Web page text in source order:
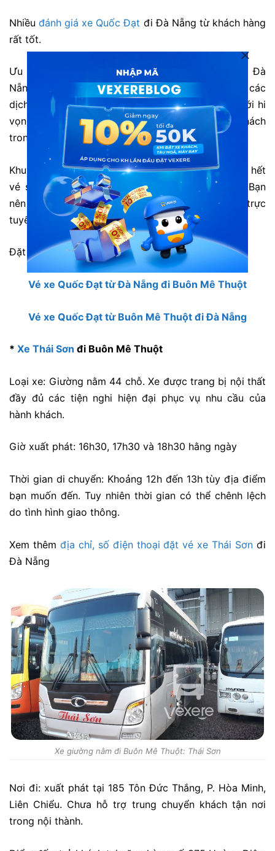
Nhiềuđánh giá xe Quốc Đạt đi Đà Nẵng từ khách hàng
rất tốt.
Ưu điểm: Là nhà xe quen thuộc di chuyển tuyến Đà
Nẵng – Đak Lak và ngược lại. Xe được trang bị các
dịch vụ tiện ích như máy lạnh, khăn ướt, Toilet.. với hi
vọng tạo cảm giác thoải mái hơn cho hành khách
trong suôt chuyến đi.
Khuyết điểm:Số lượng khách đi đông nên thường hết
vé sớm vào các ngày cuối tuần hoặc cao điểm. Bạn
nên liên hệ tổng đài 1900888684 hoặc đặt vé trực
tuyến trước để tránh hết vé.
Đặt vé trực tuyến ngay:
Vé xe Quốc Đạt từ Đà Nẵng đi Buôn Mê Thuột
Vé xe Quốc Đạt từ Buôn Mê Thuột đi Đà Nẵng
* Xe Thái Sơn đi Buôn Mê Thuột
Loại xe: Giường nằm 44 chỗ. Xe được trang bị nội thất
đầy đủ các tiện nghi hiện đại phục vụ nhu cầu của
hành khách.
Giờ xuất phát: 16h30, 17h30 và 18h30 hằng ngày
Thời gian di chuyển: Khoảng 12h đến 13h tùy địa điểm
bạn muốn đến. Tuy nhiên thời gian có thể chênh lệch
do tình hình giao thông.
Xem thêm địa chỉ, số điện thoại đặt vé xe Thái Sơn đi
Đà Nẵng
Xe giường nằm đi Buôn Mê Thuột: Thái Sơn
Nơi đi: xuất phát tại 185 Tôn Đức Thắng, P. Hòa Minh,
Liên Chiểu. Chưa hỗ trợ trung chuyển khách tận nơi
trong nội thành.